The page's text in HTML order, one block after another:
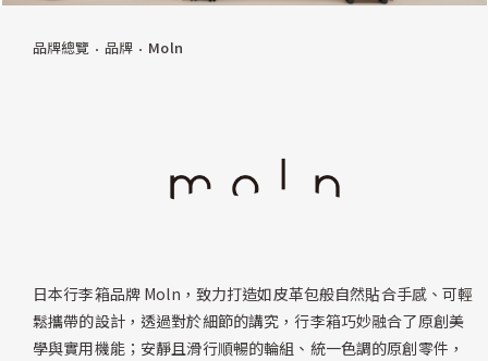
品牌總覽 品牌 Moln
日本行李箱品牌 Moln，致力打造如皮革包般自然貼合手感、可輕
鬆攜帶的設計，透過對於細節的講究，行李箱巧妙融合了原創美
學與實用機能；安靜且滑行順暢的輪組、統一色調的原創零件，